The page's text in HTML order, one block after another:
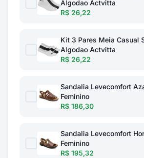
Algodao Actvitta
R$ 26,22
Kit 3 Pares Meia Casual
Algodao Actvitta
R$ 26,22
Sandalia Levecomfort
Feminino
R$ 186,30
Sandalia Levecomfort
Feminino
R$ 195,32